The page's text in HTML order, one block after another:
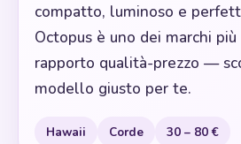
compatto, luminoso e
Octopus è uno dei marchi
rapporto qualità-prezzo —
modello giusto per te.
Hawaii Corde 30 – 80 €